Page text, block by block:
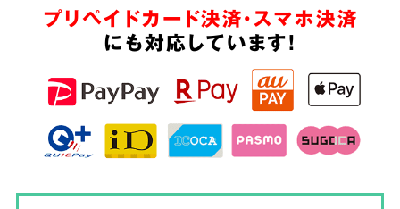
プリペイドカード決済・スマホ決済
にも対応しています!